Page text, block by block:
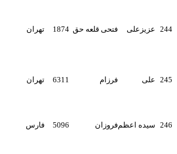
فتحی قلعه حق 1874 تهران تهران
فرزام 6311 تهران رباط کریم
فروزان 5096 فارس شیراز